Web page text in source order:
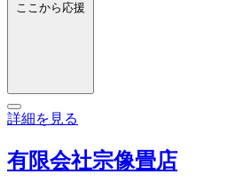
ここから応援
詳細を見る
有限会社宗像畳店